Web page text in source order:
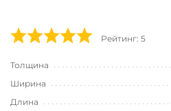
Рейтинг: 5
Толщина
Ширина
Длина